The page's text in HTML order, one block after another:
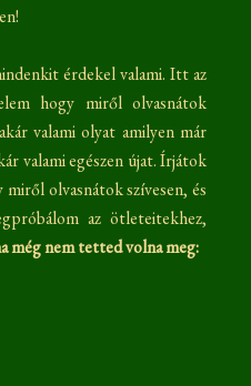
érdekel valami. Itt az
hogy miről olvasnátok
valami olyat amilyen már
valami egészen újat. Írjátok
olvasnátok szívesen, és
az ötleteitekhez,
még nem tetted volna meg: